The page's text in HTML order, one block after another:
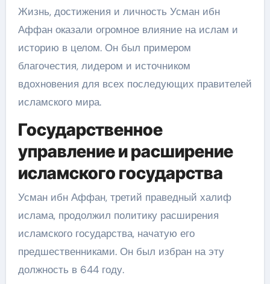
Жизнь, достижения и личность Усман ибн
Аффан оказали огромное влияние на ислам и
историю в целом. Он был примером
благочестия, лидером и источником
вдохновения для всех последующих правителей
исламского мира.
Государственное
управление и расширение
исламского государства
Усман ибн Аффан, третий праведный халиф
ислама, продолжил политику расширения
исламского государства, начатую его
предшественниками. Он был избран на эту
должность в 644 году.